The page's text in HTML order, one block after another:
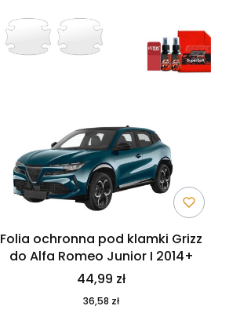
Folia ochronna pod klamki Grizz
do Alfa Romeo Junior I 2014+
44,99 zł
36,58 zł